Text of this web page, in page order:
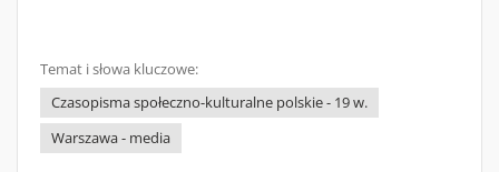
Temat i słowa kluczowe:
Czasopisma społeczno-kulturalne polskie - 19 w.
Warszawa - media